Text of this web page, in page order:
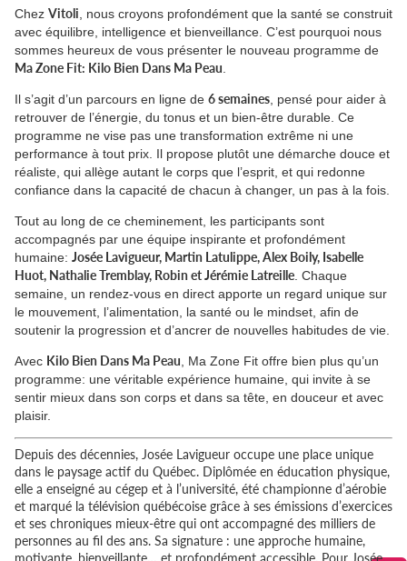
Chez Vitoli, nous croyons profondément que la santé se construit
avec équilibre, intelligence et bienveillance. C’est pourquoi nous
sommes heureux de vous présenter le nouveau programme de
Ma Zone Fit: Kilo Bien Dans Ma Peau.
Il s’agit d’un parcours en ligne de 6 semaines, pensé pour aider à
retrouver de l’énergie, du tonus et un bien-être durable. Ce
programme ne vise pas une transformation extrême ni une
performance à tout prix. Il propose plutôt une démarche douce et
réaliste, qui allège autant le corps que l’esprit, et qui redonne
confiance dans la capacité de chacun à changer, un pas à la fois.
Tout au long de ce cheminement, les participants sont
accompagnés par une équipe inspirante et profondément
humaine: Josée Lavigueur, Martin Latulippe, Alex Boily, Isabelle
Huot, Nathalie Tremblay, Robin et Jérémie Latreille. Chaque
semaine, un rendez-vous en direct apporte un regard unique sur
le mouvement, l’alimentation, la santé ou le mindset, afin de
soutenir la progression et d’ancrer de nouvelles habitudes de vie.
Avec Kilo Bien Dans Ma Peau, Ma Zone Fit offre bien plus qu’un
programme: une véritable expérience humaine, qui invite à se
sentir mieux dans son corps et dans sa tête, en douceur et avec
plaisir.
Depuis des décennies, Josée Lavigueur occupe une place unique
dans le paysage actif du Québec. Diplômée en éducation physique,
elle a enseigné au cégep et à l’université, été championne d’aérobie
et marqué la télévision québécoise grâce à ses émissions d’exercices
et ses chroniques mieux-être qui ont accompagné des milliers de
personnes au fil des ans. Sa signature : une approche humaine,